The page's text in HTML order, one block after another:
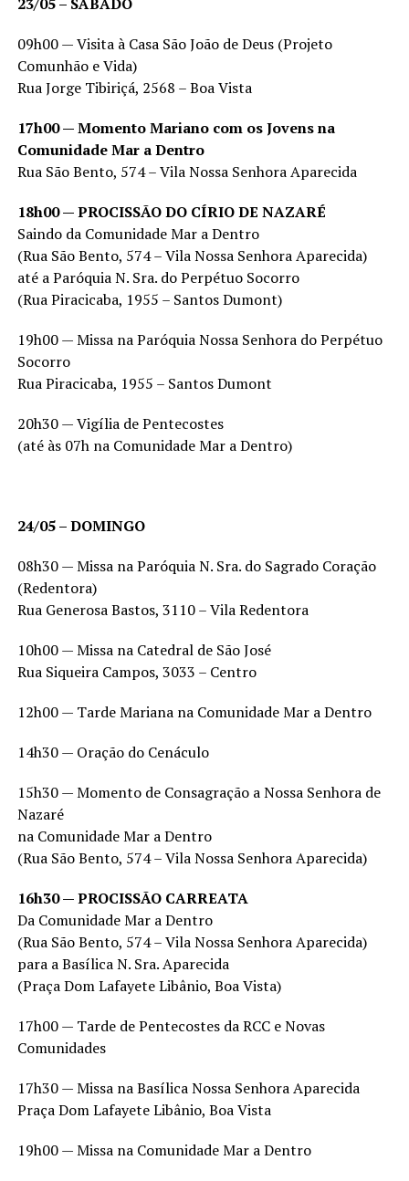
09h00 — Visita à Casa São João de Deus (Projeto
Comunhão e Vida)
Rua Jorge Tibiriçá, 2568 – Boa Vista
17h00 — Momento Mariano com os Jovens na
Comunidade Mar a Dentro
Rua São Bento, 574 – Vila Nossa Senhora Aparecida
18h00 — PROCISSÃO DO CÍRIO DE NAZARÉ
Saindo da Comunidade Mar a Dentro
(Rua São Bento, 574 – Vila Nossa Senhora Aparecida)
até a Paróquia N. Sra. do Perpétuo Socorro
(Rua Piracicaba, 1955 – Santos Dumont)
19h00 — Missa na Paróquia Nossa Senhora do Perpétuo
Socorro
Rua Piracicaba, 1955 – Santos Dumont
20h30 — Vigília de Pentecostes
(até às 07h na Comunidade Mar a Dentro)
24/05 – DOMINGO
08h30 — Missa na Paróquia N. Sra. do Sagrado Coração
(Redentora)
Rua Generosa Bastos, 3110 – Vila Redentora
10h00 — Missa na Catedral de São José
Rua Siqueira Campos, 3033 – Centro
12h00 — Tarde Mariana na Comunidade Mar a Dentro
14h30 — Oração do Cenáculo
15h30 — Momento de Consagração a Nossa Senhora de
Nazaré
na Comunidade Mar a Dentro
(Rua São Bento, 574 – Vila Nossa Senhora Aparecida)
16h30 — PROCISSÃO CARREATA
Da Comunidade Mar a Dentro
(Rua São Bento, 574 – Vila Nossa Senhora Aparecida)
para a Basílica N. Sra. Aparecida
(Praça Dom Lafayete Libânio, Boa Vista)
17h00 — Tarde de Pentecostes da RCC e Novas
Comunidades
17h30 — Missa na Basílica Nossa Senhora Aparecida
Praça Dom Lafayete Libânio, Boa Vista
19h00 — Missa na Comunidade Mar a Dentro